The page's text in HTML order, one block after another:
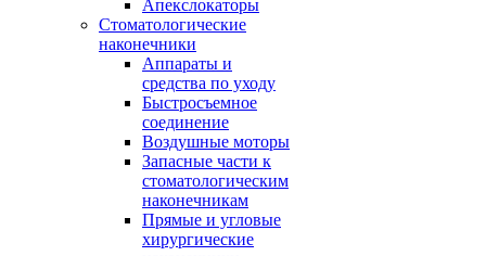
Апекслокаторы
Стоматологические
наконечники
Аппараты и
средства по уходу
Быстросъемное
соединение
Воздушные моторы
Запасные части к
стоматологическим
наконечникам
Прямые и угловые
хирургические